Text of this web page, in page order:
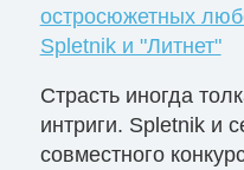
остросюжетных
Spletnik и "Литнет"
Страсть иногда
интриги. Spletnik и
совместного